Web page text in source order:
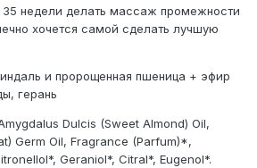
недели делать массаж промежности
хочется самой сделать лучшую
и пророщенная пшеница + эфир
герань
Dulcis (Sweet Almond) Oil,
Germ Oil, Fragrance (Parfum)*,
Geraniol*, Citral*, Eugenol*.